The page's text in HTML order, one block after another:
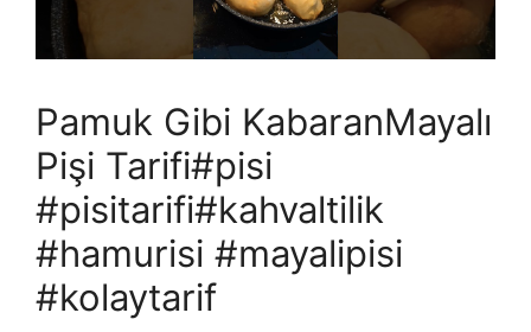
Pamuk Gibi KabaranMayalı
Pişi Tarifi#pisi
#pisitarifi#kahvaltilik
#hamurisi #mayalipisi
#kolaytarif